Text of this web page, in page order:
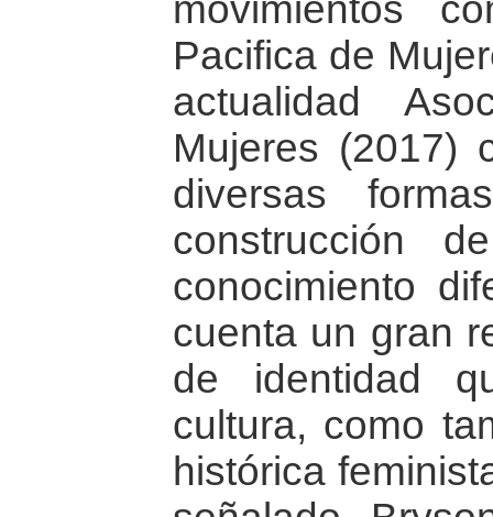
movimientos
Pacifica de
actualidad
Mujeres (2017)
diversas
construcción
conocimiento
cuenta un gran
de identidad
cultura, como
histórica